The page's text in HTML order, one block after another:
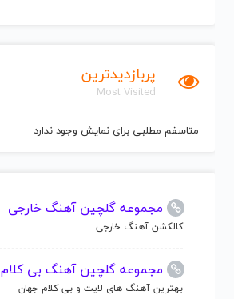
پربازدیدترین
Most Visited
متاسفم مطلبی برای نمایش وجود ندارد
مجموعه گلچین آهنگ خارجی
کالکشن آهنگ خارجی
مجموعه گلچین آهنگ بی کلام
بهترین آهنگ های لایت و بی کلام جهان